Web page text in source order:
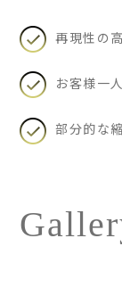
再現性の
お客様一
部分的な